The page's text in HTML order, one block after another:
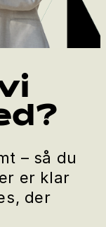
– så du
er klar
der